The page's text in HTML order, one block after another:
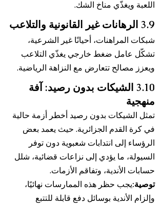
اللعبة ويغذّي مناخ الشك.
3.9 الرهانات غير القانونية والتلاعب
شبكات المراهنات، أحيانًا غير الشرعية،
تشكّل عامل ضغط خارجي يغذّي التلاعب
ويعزز مصالح تتعارض مع النزاهة الرياضية.
3.10 الشيكات بدون رصيد: آفة
منهجية
تمثل الشيكات بدون رصيد أخطر أزمة حالية
في كرة القدم الجزائرية. حيث يعمد بعض
الرؤساء إلى انتدابات شعبوية دون توفر
السيولة، ما يؤدي إلى نزاعات قضائية، شلل
حسابات الأندية، وتفاقم الأزمات.
توصية:يجب حظر هذه الممارسات نهائيًا،
وإلزام الأندية بوسائل دفع قابلة للتتبع